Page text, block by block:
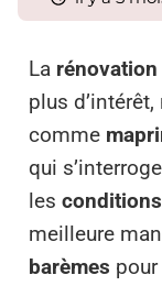
La
plus
comme
qui
les
meilleure
barèmes